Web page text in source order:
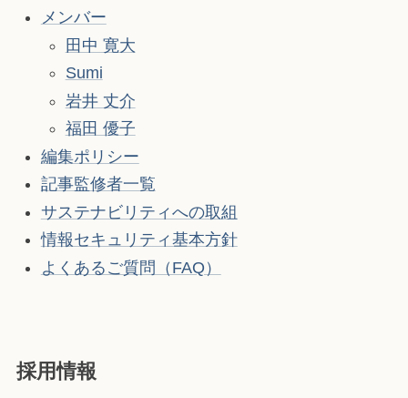
メンバー
田中 寛大
Sumi
岩井 丈介
福田 優子
編集ポリシー
記事監修者一覧
サステナビリティへの取組
情報セキュリティ基本方針
よくあるご質問（FAQ）
採用情報